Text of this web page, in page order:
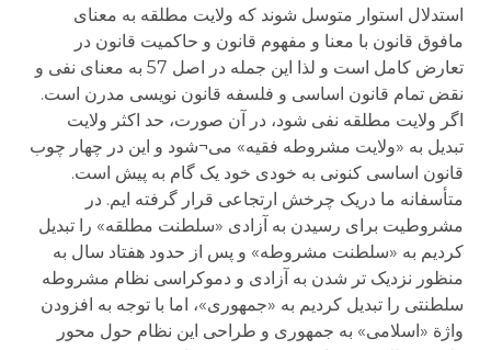
استدلال استوار متوسل شوند که ولایت مطلقه به معنای
مافوق قانون با معنا و مفهوم قانون و حاکمیت قانون در
تعارض کامل است و لذا این جمله در اصل 57 به معنای نفی و
نقض تمام قانون اساسی و فلسفه قانون نویسی مدرن است.
اگر ولایت مطلقه نفی شود، در آن صورت، حد اکثر ولایت
تبدیل به «ولایت مشروطه فقیه» می¬شود و این در چهار چوب
قانون اساسی کنونی به خودی خود یک گام به پیش است.
متأسفانه ما دریک چرخش ارتجاعی قرار گرفته ایم. در
مشروطیت برای رسیدن به آزادی «سلطنت مطلقه» را تبدیل
کردیم به «سلطنت مشروطه» و پس از حدود هفتاد سال به
منظور نزدیک تر شدن به آزادی و دموکراسی نظام مشروطه
سلطنتی را تبدیل کردیم به «جمهوری»، اما با توجه به افزودن
واژة «اسلامی» به جمهوری و طراحی این نظام حول محور